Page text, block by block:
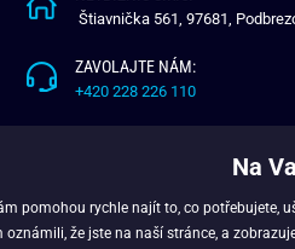
Štiavnička 561, 97681,
ZAVOLAJTE NÁM:
+420 228 226 110
Na
pomohou rychle najít to, co potřebujete,
oznámili, že jste na naší stránce, a